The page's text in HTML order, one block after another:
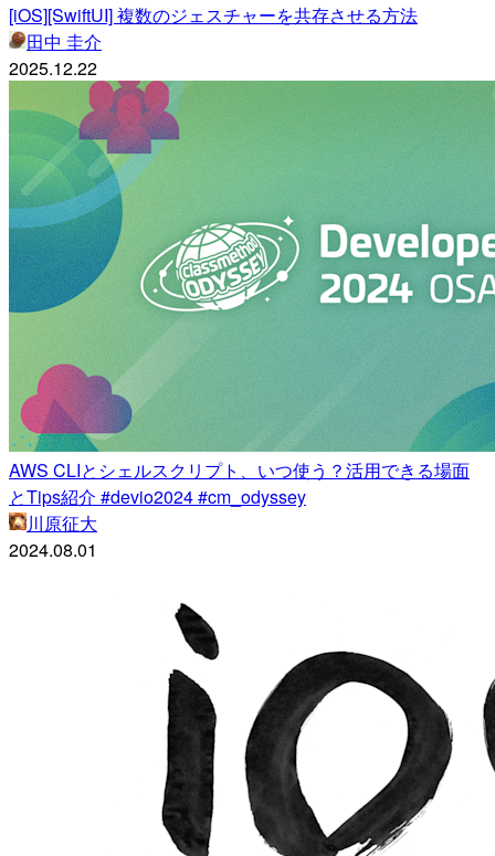
[iOS][SwiftUI] 複数のジェスチャーを共存させる方法
田中 圭介
2025.12.22
AWS CLIとシェルスクリプト、いつ使う？活用できる場面
とTips紹介 #devio2024 #cm_odyssey
川原征大
2024.08.01